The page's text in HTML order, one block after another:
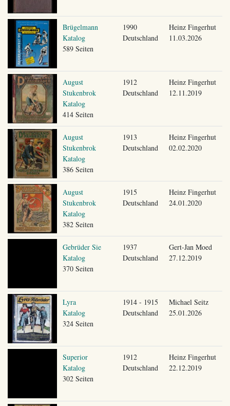
Brügelmann
Katalog
589 Seiten
1990
Deutschland
Heinz Fingerhut
11.03.2026
August
Stukenbrok
Katalog
414 Seiten
1912
Deutschland
Heinz Fingerhut
12.11.2019
August
Stukenbrok
Katalog
386 Seiten
1913
Deutschland
Heinz Fingerhut
02.02.2020
August
Stukenbrok
Katalog
382 Seiten
1915
Deutschland
Heinz Fingerhut
24.01.2020
Gebrüder Sie
Katalog
370 Seiten
1937
Deutschland
Gert-Jan Moed
27.12.2019
Lyra
Katalog
324 Seiten
1914 - 1915
Deutschland
Michael Seitz
25.01.2026
Superior
Katalog
302 Seiten
1912
Deutschland
Heinz Fingerhut
22.12.2019